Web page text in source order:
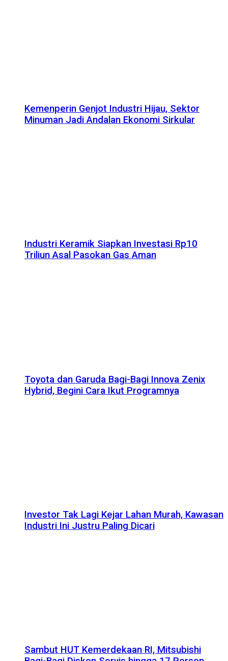
Kemenperin Genjot Industri Hijau, Sektor
Minuman Jadi Andalan Ekonomi Sirkular
Industri Keramik Siapkan Investasi Rp10
Triliun Asal Pasokan Gas Aman
Toyota dan Garuda Bagi-Bagi Innova Zenix
Hybrid, Begini Cara Ikut Programnya
Investor Tak Lagi Kejar Lahan Murah, Kawasan
Industri Ini Justru Paling Dicari
Sambut HUT Kemerdekaan RI, Mitsubishi